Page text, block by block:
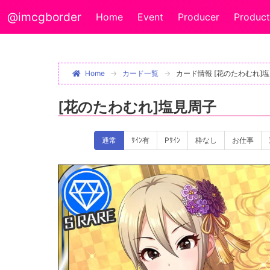
@imcgborder Home Event Producer
Home カード一覧 カード情報 [花のたわむれ]
[花のたわむれ]塩見周子
通常 ｻｲﾝ有 Pｻｲﾝ 枠なし お仕事